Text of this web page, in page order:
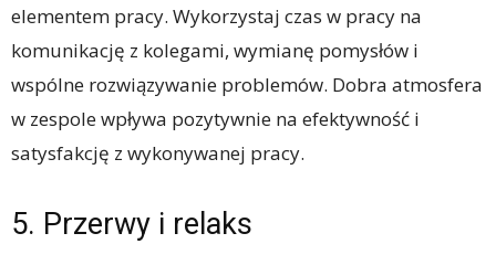
elementem pracy. Wykorzystaj czas w pracy na
komunikację z kolegami, wymianę pomysłów i
wspólne rozwiązywanie problemów. Dobra atmosfera
w zespole wpływa pozytywnie na efektywność i
satysfakcję z wykonywanej pracy.
5. Przerwy i relaks